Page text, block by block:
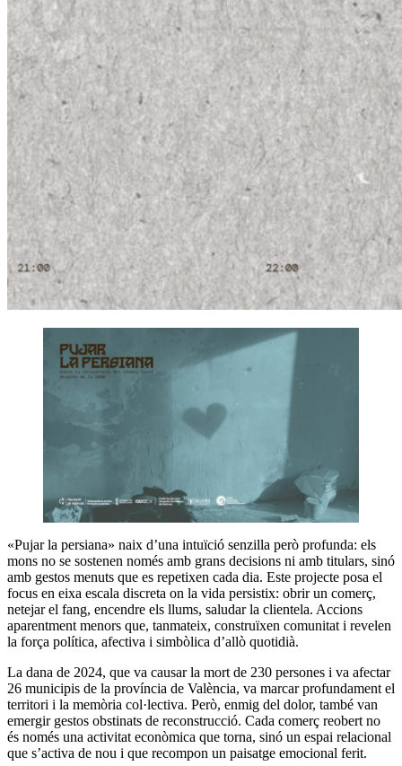
«Pujar la persiana» naix d’una intuïció senzilla però profunda: els
mons no se sostenen només amb grans decisions ni amb titulars, sinó
amb gestos menuts que es repetixen cada dia. Este projecte posa el
focus en eixa escala discreta on la vida persistix: obrir un comerç,
netejar el fang, encendre els llums, saludar la clientela. Accions
aparentment menors que, tanmateix, construïxen comunitat i revelen
la força política, afectiva i simbòlica d’allò quotidià.
La dana de 2024, que va causar la mort de 230 persones i va afectar
26 municipis de la província de València, va marcar profundament el
territori i la memòria col·lectiva. Però, enmig del dolor, també van
emergir gestos obstinats de reconstrucció. Cada comerç reobert no
és només una activitat econòmica que torna, sinó un espai relacional
que s’activa de nou i que recompon un paisatge emocional ferit.